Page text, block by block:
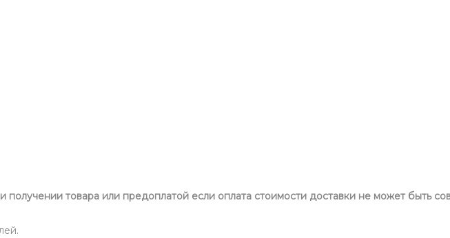
товара или предоплатой если оплата стоимости доставки не может быть